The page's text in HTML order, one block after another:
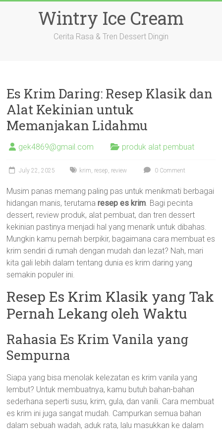
Wintry Ice Cream
Cerita Rasa & Tren Dessert Dingin
Es Krim Daring: Resep Klasik dan
Alat Kekinian untuk
Memanjakan Lidahmu
gek4869@gmail.com produk alat pembuat
July 22, 2025 krim, resep, review 0 Comment
Musim panas memang paling pas untuk menikmati berbagai
hidangan manis, terutamaresep es krim. Bagi pecinta
dessert, review produk, alat pembuat, dan tren dessert
kekinian pastinya menjadi hal yang menarik untuk dibahas.
Mungkin kamu pernah berpikir, bagaimana cara membuat es
krim sendiri di rumah dengan mudah dan lezat? Nah, mari
kita gali lebih dalam tentang dunia es krim daring yang
semakin populer ini.
Resep Es Krim Klasik yang Tak
Pernah Lekang oleh Waktu
Rahasia Es Krim Vanila yang
Sempurna
Siapa yang bisa menolak kelezatan es krim vanila yang
lembut? Untuk membuatnya, kamu butuh bahan-bahan
sederhana seperti susu, krim, gula, dan vanili. Cara membuat
es krim ini juga sangat mudah. Campurkan semua bahan
dalam sebuah wadah, aduk rata, lalu masukkan ke dalam